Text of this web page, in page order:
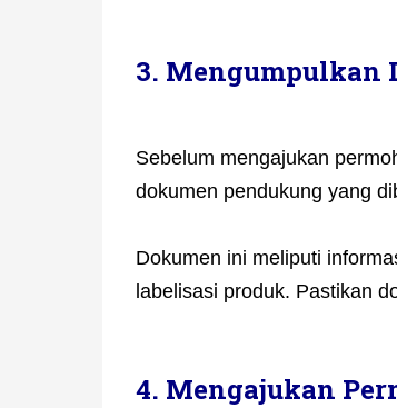
3. Mengumpulkan
Sebelum mengajukan
dokumen pendukung yang
Dokumen ini meliputi
labelisasi produk. Pastikan
4. Mengajukan